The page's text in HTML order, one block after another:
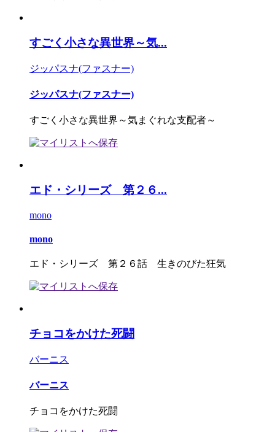
すごく小さな異世界～気...
ジッパスナ(ファスナー)
ジッパスナ(ファスナー)
すごく小さな異世界～気まぐれな支配者～
エド・シリーズ 第２６...
mono
mono
エド・シリーズ 第２６話 生きのびた狂気
チョコをかけた死闘
バーニス
バーニス
チョコをかけた死闘